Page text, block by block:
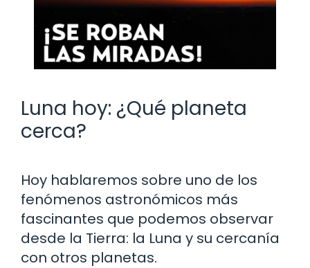
Luna hoy: ¿Qué planeta
cerca?
Hoy hablaremos sobre uno de los
fenómenos astronómicos más
fascinantes que podemos observar
desde la Tierra: la Luna y su cercanía
con otros planetas.